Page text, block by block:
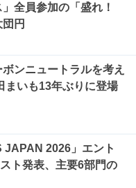
全員参加の「盛れ！
円
ンニュートラルを考え
まいも13年ぶりに登場
JAPAN 2026」エント
ト発表、主要6部門の